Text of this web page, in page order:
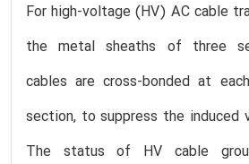
For high-voltage (HV) AC cable
the metal sheaths of three
cables are cross-bonded at
section, to suppress the induced
The status of HV cable